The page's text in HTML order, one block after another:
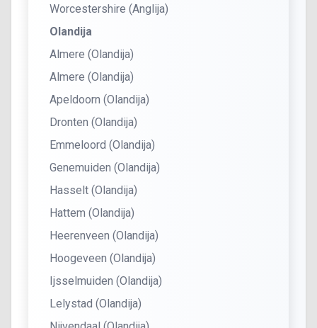
Worcestershire (Anglija)
Olandija
Almere (Olandija)
Almere (Olandija)
Apeldoorn (Olandija)
Dronten (Olandija)
Emmeloord (Olandija)
Genemuiden (Olandija)
Hasselt (Olandija)
Hattem (Olandija)
Heerenveen (Olandija)
Hoogeveen (Olandija)
Ijsselmuiden (Olandija)
Lelystad (Olandija)